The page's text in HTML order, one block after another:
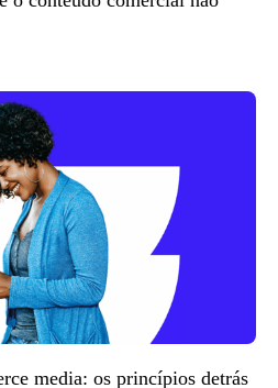
media: os princípios detrás